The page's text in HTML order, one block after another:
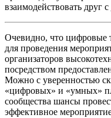
взаимодействовать друг
Очевидно, что цифровые
для проведения
организаторов
посредством
Можно с уверенностью
«цифровых» и «умных»
сообщества шансы
эффективное